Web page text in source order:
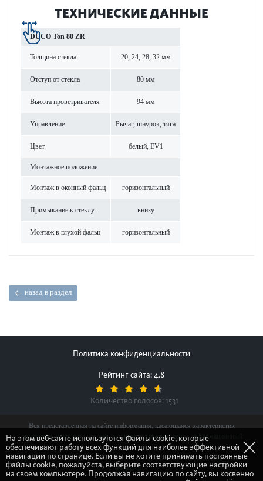
ТЕХНИЧЕСКИЕ ДАННЫЕ
DUCO Ton 80 ZR
Толщина стекла 20, 24, 28, 32 мм
Отступ от стекла 80 мм
Высота проветр­ивателя 94 мм
Управ­ление Рычаг, шнурок, тяга
Цвет белый, EV1
Монтажное пол­ожение
Монтаж в оконный фальц гор­и­з­онтальный
Примы­кание к стеклу внизу
Монтаж в глухой фальц гор­и­з­онтальный
назад в раздел
Политика конфиденциальности
Рейтинг сайта: 4.8
Количество голосов: 1531
Вся представленная на сайте информация, касающаяся характеристик
продуктов, наличия на складе, стоимости товаров, носит информационный
характер и ни при каких условиях не является публичной офертой,
определяемой положениями Статьи 437(2) Гражданского кодекса Российской
Федерации.
На этом веб-сайте используются файлы cookie, которые
обеспечивают работу всех функций для наиболее эффективной
навигации по странице. Если вы не хотите принимать постоянные
файлы cookie, пожалуйста, выберите соответствующие настройки
на своем компьютере. Продолжая навигацию по сайту, вы косвенно